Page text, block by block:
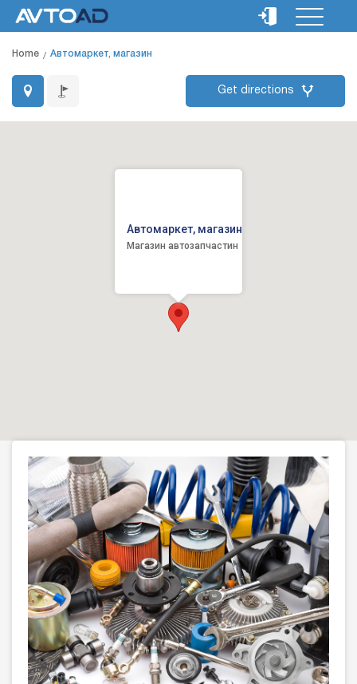
Home Автомаркет, магазин
Get directions
Автомаркет, магазин
Магазин автозапчастин